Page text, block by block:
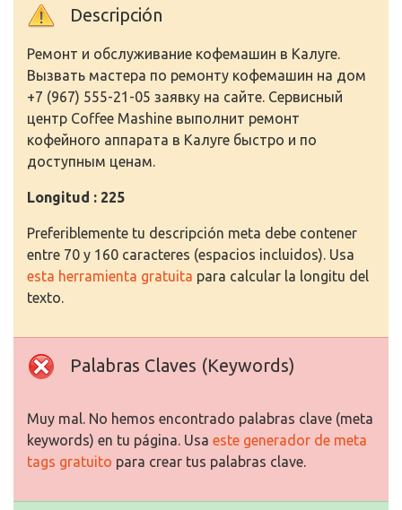
Descripción
Ремонт и обслуживание кофемашин в Калуге.
Вызвать мастера по ремонту кофемашин на дом
+7 (967) 555-21-05 заявку на сайте. Сервисный
центр Coffee Mashine выполнит ремонт
кофейного аппарата в Калуге быстро и по
доступным ценам.
Longitud : 225
Preferiblemente tu descripción meta debe contener
entre 70 y 160 caracteres (espacios incluidos). Usa
esta herramienta gratuita para calcular la longitu del
texto.
Palabras Claves (Keywords)
Muy mal. No hemos encontrado palabras clave (meta
keywords) en tu página. Usa este generador de meta
tags gratuito para crear tus palabras clave.